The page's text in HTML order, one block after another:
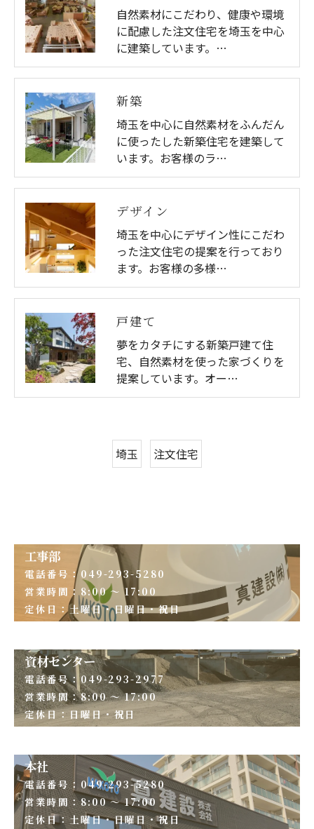
自然素材にこだわり、健康や環境
に配慮した注文住宅を埼玉を中心
に建築しています。…
新築
埼玉を中心に自然素材をふんだん
に使ったした新築住宅を建築して
います。お客様のラ…
デザイン
埼玉を中心にデザイン性にこだわ
った注文住宅の提案を行っており
ます。お客様の多様…
戸建て
夢をカタチにする新築戸建て住
宅、自然素材を使った家づくりを
提案しています。オー…
埼玉 注文住宅
工事部
電話番号：049-293-5280
営業時間：8:00 ～ 17:00
定休日：土曜日・日曜日・祝日
資材センター
電話番号：049-293-2977
営業時間：8:00 ～ 17:00
定休日：日曜日・祝日
本社
電話番号：049-293-5280
営業時間：8:00 ～ 17:00
定休日：土曜日・日曜日・祝日